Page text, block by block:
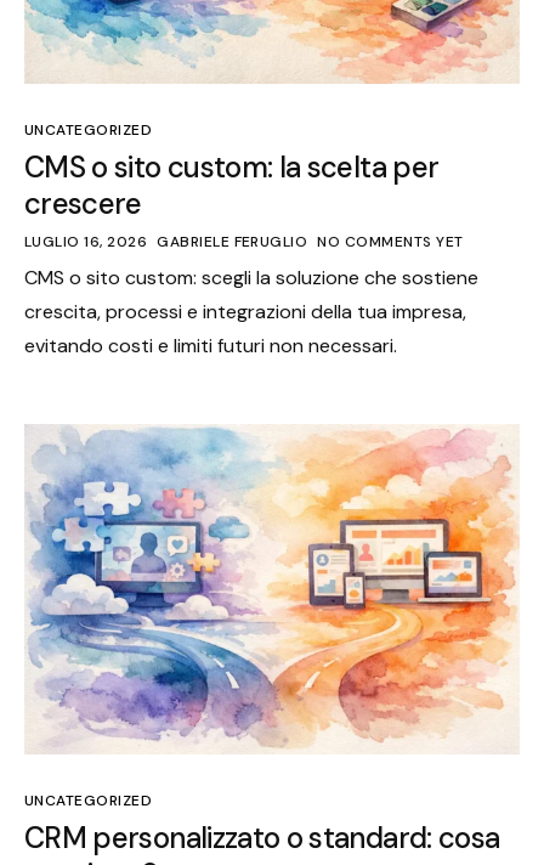
UNCATEGORIZED
CMS o sito custom: la scelta per
crescere
LUGLIO 16, 2026 GABRIELE FERUGLIO NO COMMENTS YET
CMS o sito custom: scegli la soluzione che sostiene
crescita, processi e integrazioni della tua impresa,
evitando costi e limiti futuri non necessari.
UNCATEGORIZED
CRM personalizzato o standard: cosa